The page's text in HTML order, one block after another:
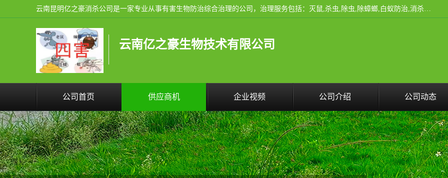
云南昆明亿之豪消杀公司是一家专业从事有害生物防治综合治理的公司，治理服务包括：灭鼠,杀虫,除虫,除蟑螂,白蚁防治,消杀等；安全环保,快速上门,价格透明,完善的售后服务,不影响您的生活工作。
云南亿之豪生物技术有限公司
公司首页 供应商机 企业视频 公司介绍 公司动态